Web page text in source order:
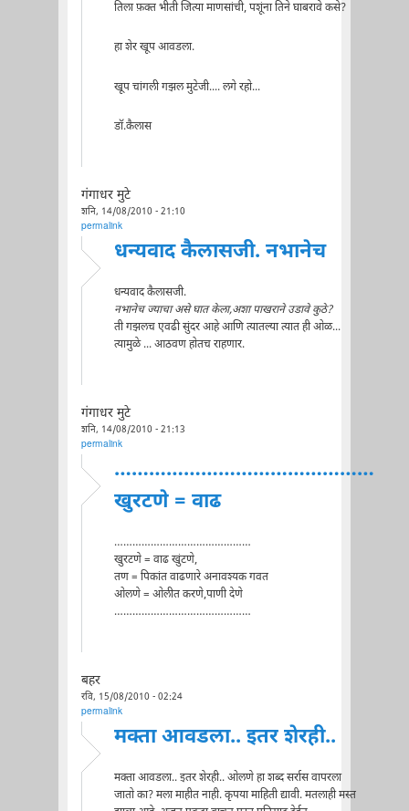
तिला फ़क्त भीती जित्या माणसांची, पशूंना तिने घाबरावे कसे?
हा शेर खूप आवडला.
खूप चांगली गझल मुटेजी.... लगे रहो...
डॉ.कैलास
गंगाधर मुटे
शनि, 14/08/2010 - 21:10
permalink
धन्यवाद कैलासजी. नभानेच
धन्यवाद कैलासजी.
नभानेच ज्याचा असे घात केला,अशा पाखराने उडावे कुठे?
ती गझलच एवढी सुंदर आहे आणि त्यातल्या त्यात ही ओळ...
त्यामुळे ... आठवण होतच राहणार.
गंगाधर मुटे
शनि, 14/08/2010 - 21:13
permalink
………………………………………
खुरटणे = वाढ
………………………………………
खुरटणे = वाढ खुंटणे,
तण = पिकांत वाढणारे अनावश्यक गवत
ओलणे = ओलीत करणे,पाणी देणे
………………………………………
बहर
रवि, 15/08/2010 - 02:24
permalink
मक्ता आवडला.. इतर शेरही..
मक्ता आवडला.. इतर शेरही.. ओलणे हा शब्द सर्रास वापरला
जातो का? मला माहीत नाही. कृपया माहिती द्यावी. मतलाही मस्त